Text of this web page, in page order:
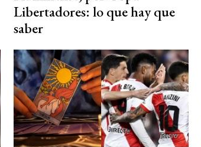
Libertadores: lo que hay que
saber